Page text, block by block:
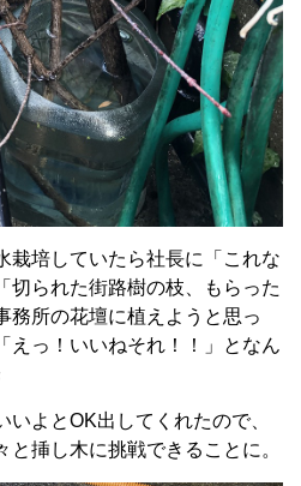
栽培していたら社長に「これな
「切られた街路樹の枝、もらった
務所の花壇に植えようと思っ
っ！いいねそれ！！」となん
よとOK出してくれたので、
挿し木に挑戦できることに。